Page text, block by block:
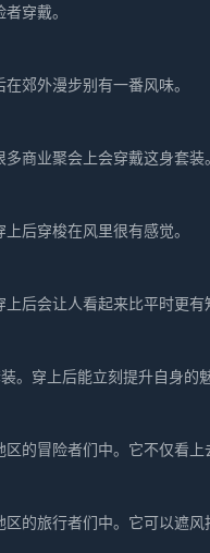
穿戴。
郊外漫步别有一番风味。
商业聚会上会穿戴这身套装。
后穿梭在风里很有感觉。
后会让人看起来比平时更有
。穿上后能立刻提升自身的魅
的冒险者们中。它不仅看上
的旅行者们中。它可以遮风